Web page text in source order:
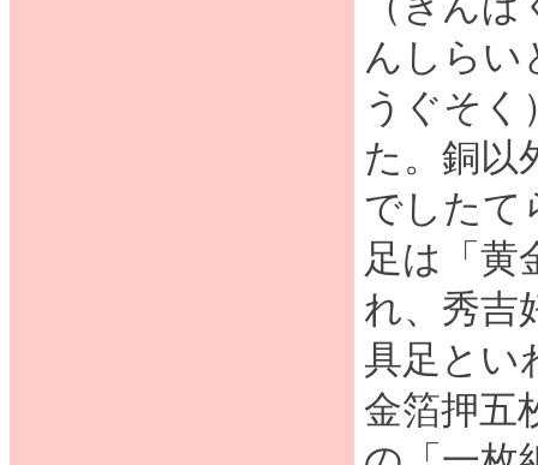
んしらい
うぐそく
た。銅以
でしたて
足は「黄
れ、秀吉
具足とい
金箔押五